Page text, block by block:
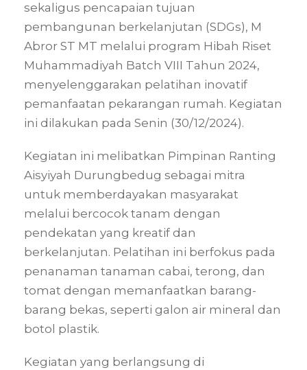
sekaligus pencapaian tujuan
pembangunan berkelanjutan (SDGs), M
Abror ST MT melalui program Hibah Riset
Muhammadiyah Batch VIII Tahun 2024,
menyelenggarakan pelatihan inovatif
pemanfaatan pekarangan rumah. Kegiatan
ini dilakukan pada Senin (30/12/2024).
Kegiatan ini melibatkan Pimpinan Ranting
Aisyiyah Durungbedug sebagai mitra
untuk memberdayakan masyarakat
melalui bercocok tanam dengan
pendekatan yang kreatif dan
berkelanjutan. Pelatihan ini berfokus pada
penanaman tanaman cabai, terong, dan
tomat dengan memanfaatkan barang-
barang bekas, seperti galon air mineral dan
botol plastik.
Kegiatan yang berlangsung di